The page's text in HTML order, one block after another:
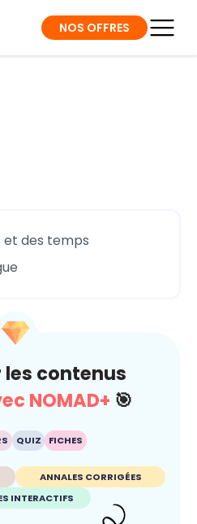
NOS OFFRES
et des temps
les contenus
NOMAD+ 🎯
QUIZ FICHES
ANNALES CORRIGÉES
INTERACTIFS